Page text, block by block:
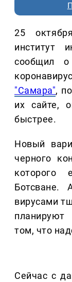
25
институт
сообщил
"Самара",
их сайте,
быстрее.
Новый
черного
которого
Ботсване.
вирусами
планируют
том, что
Сейчас с